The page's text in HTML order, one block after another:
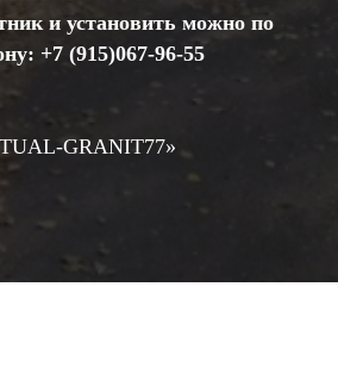
и установить можно по
+7 (915)067-96-55
GRANIT77»